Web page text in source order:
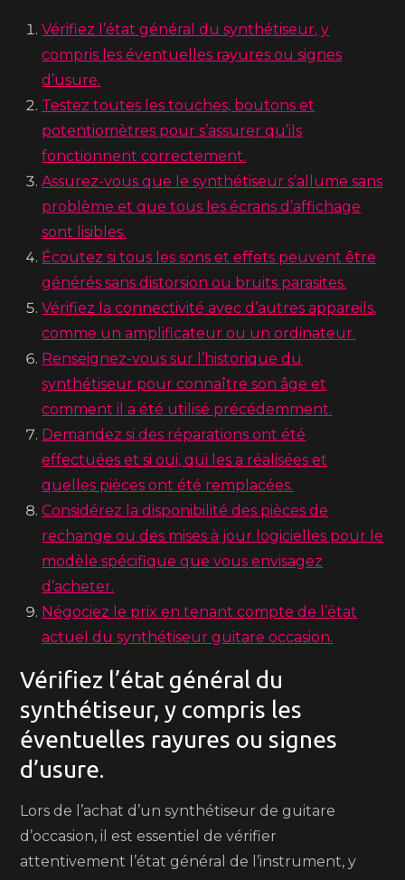
Vérifiez l’état général du synthétiseur, y
compris les éventuelles rayures ou signes
d’usure.
Testez toutes les touches, boutons et
potentiomètres pour s’assurer qu’ils
fonctionnent correctement.
Assurez-vous que le synthétiseur s’allume sans
problème et que tous les écrans d’affichage
sont lisibles.
Écoutez si tous les sons et effets peuvent être
générés sans distorsion ou bruits parasites.
Vérifiez la connectivité avec d’autres appareils,
comme un amplificateur ou un ordinateur.
Renseignez-vous sur l’historique du
synthétiseur pour connaître son âge et
comment il a été utilisé précédemment.
Demandez si des réparations ont été
effectuées et si oui, qui les a réalisées et
quelles pièces ont été remplacées.
Considérez la disponibilité des pièces de
rechange ou des mises à jour logicielles pour le
modèle spécifique que vous envisagez
d’acheter.
Négociez le prix en tenant compte de l’état
actuel du synthétiseur guitare occasion.
Vérifiez l’état général du
synthétiseur, y compris les
éventuelles rayures ou signes
d’usure.
Lors de l’achat d’un synthétiseur de guitare
d’occasion, il est essentiel de vérifier
attentivement l’état général de l’instrument, y